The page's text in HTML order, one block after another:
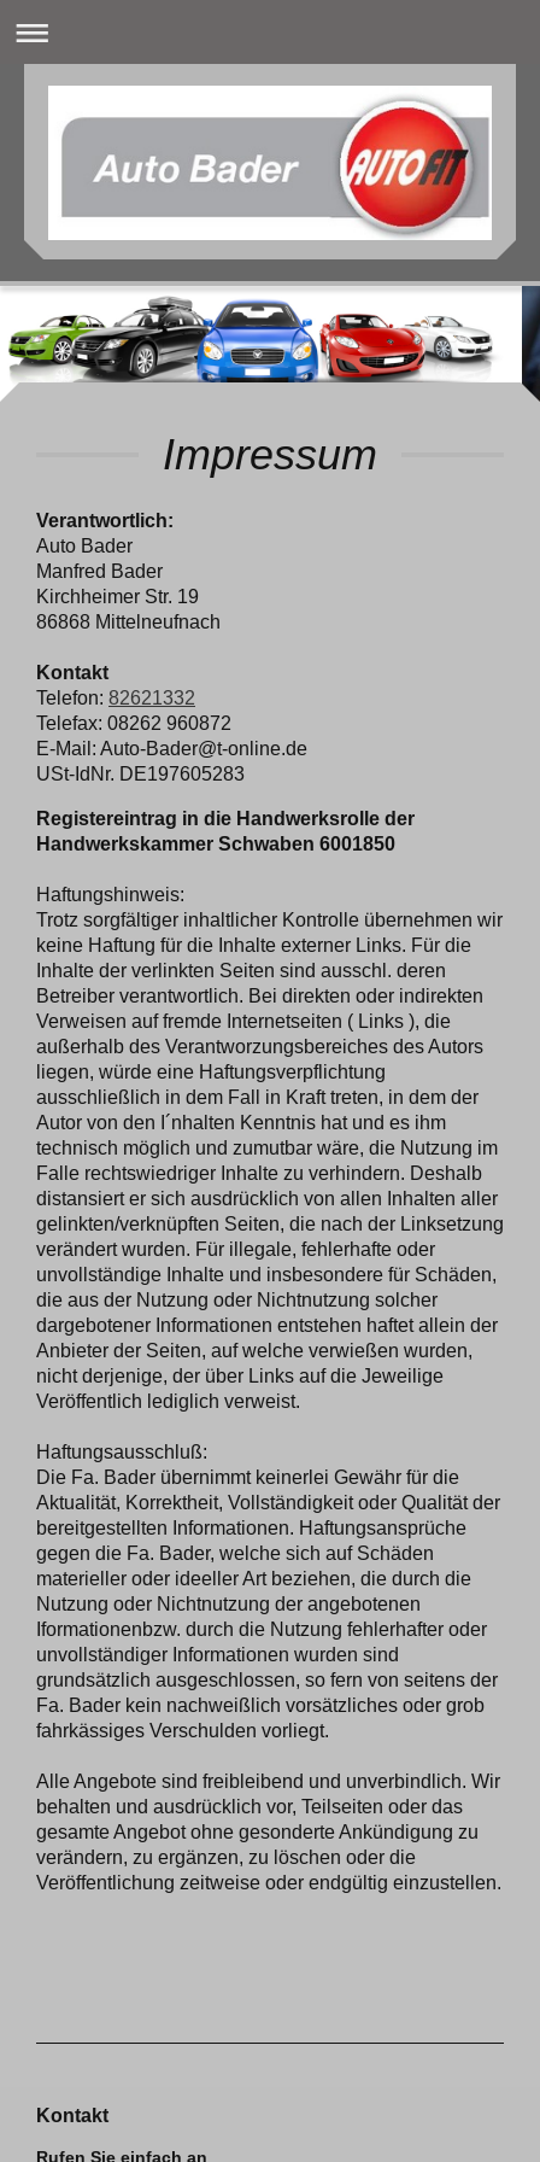
Impressum
Verantwortlich:
Auto Bader
Manfred Bader
Kirchheimer Str. 19
86868 Mittelneufnach
Kontakt
Telefon: 82621332
Telefax: 08262 960872
E-Mail: Auto-Bader@t-online.de
USt-IdNr. DE197605283
Registereintrag in die Handwerksrolle der
Handwerkskammer Schwaben 6001850
Haftungshinweis:
Trotz sorgfältiger inhaltlicher Kontrolle übernehmen wir
keine Haftung für die Inhalte externer Links. Für die
Inhalte der verlinkten Seiten sind ausschl. deren
Betreiber verantwortlich. Bei direkten oder indirekten
Verweisen auf fremde Internetseiten ( Links ), die
außerhalb des Verantworzungsbereiches des Autors
liegen, würde eine Haftungsverpflichtung
ausschließlich in dem Fall in Kraft treten, in dem der
Autor von den I´nhalten Kenntnis hat und es ihm
technisch möglich und zumutbar wäre, die Nutzung im
Falle rechtswiedriger Inhalte zu verhindern. Deshalb
distansiert er sich ausdrücklich von allen Inhalten aller
gelinkten/verknüpften Seiten, die nach der Linksetzung
verändert wurden. Für illegale, fehlerhafte oder
unvollständige Inhalte und insbesondere für Schäden,
die aus der Nutzung oder Nichtnutzung solcher
dargebotener Informationen entstehen haftet allein der
Anbieter der Seiten, auf welche verwießen wurden,
nicht derjenige, der über Links auf die Jeweilige
Veröffentlich lediglich verweist.
Haftungsausschluß:
Die Fa. Bader übernimmt keinerlei Gewähr für die
Aktualität, Korrektheit, Vollständigkeit oder Qualität der
bereitgestellten Informationen. Haftungsansprüche
gegen die Fa. Bader, welche sich auf Schäden
materieller oder ideeller Art beziehen, die durch die
Nutzung oder Nichtnutzung der angebotenen
Iformationenbzw. durch die Nutzung fehlerhafter oder
unvollständiger Informationen wurden sind
grundsätzlich ausgeschlossen, so fern von seitens der
Fa. Bader kein nachweißlich vorsätzliches oder grob
fahrkässiges Verschulden vorliegt.
Alle Angebote sind freibleibend und unverbindlich. Wir
behalten und ausdrücklich vor, Teilseiten oder das
gesamte Angebot ohne gesonderte Ankündigung zu
verändern, zu ergänzen, zu löschen oder die
Veröffentlichung zeitweise oder endgültig einzustellen.
Kontakt
Rufen Sie einfach an